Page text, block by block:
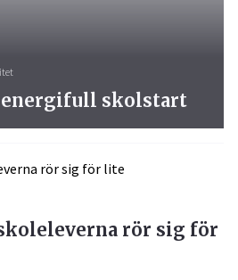
rör sig för
energifull skolstart